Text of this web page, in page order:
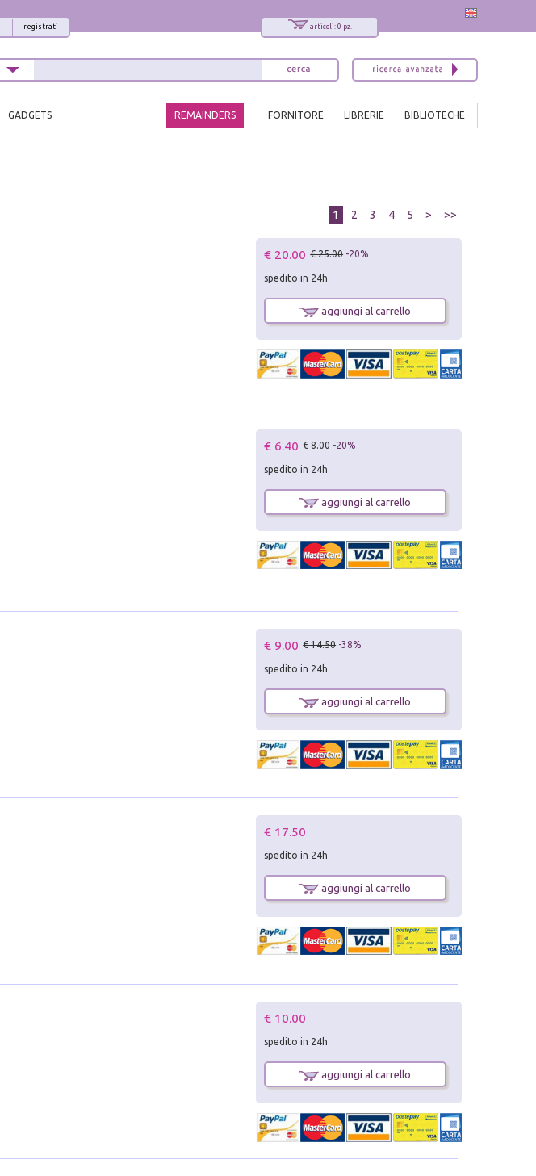
articoli: 0 pz.
registrati
GADGETS BIBLIOTECHE
LIBRERIE
FORNITORE
REMAINDERS
1 2 3 4 5 > >>
€ 20.00 € 25.00 -20%
spedito in 24h
aggiungi al carrello
€ 6.40 € 8.00 -20%
spedito in 24h
aggiungi al carrello
€ 9.00 € 14.50 -38%
spedito in 24h
aggiungi al carrello
€ 17.50
spedito in 24h
aggiungi al carrello
€ 10.00
spedito in 24h
aggiungi al carrello